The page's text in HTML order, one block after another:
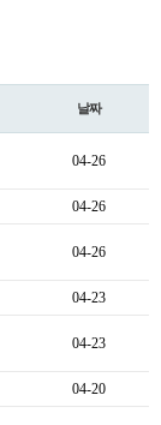
날짜
04-26
04-26
04-26
04-23
04-23
04-20